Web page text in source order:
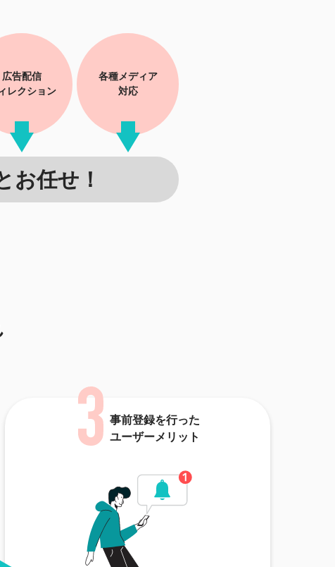
広告配信
レクション
各種メディア
対応
お任せ！
事前登録を行った
ユーザーメリット